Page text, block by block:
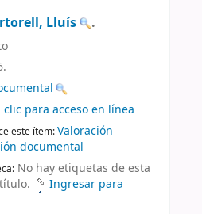
Lluís .
.
clic para acceso en línea
este ítem:Valoración
documental
No hay etiquetas de esta
Ingresar para